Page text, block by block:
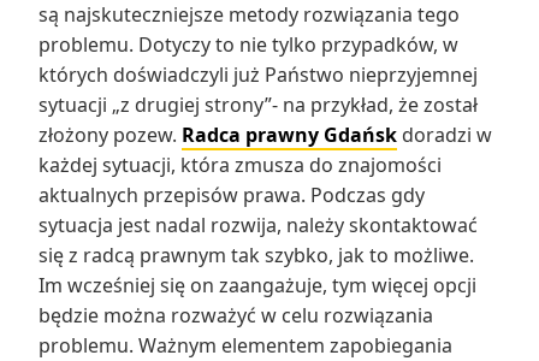
są najskuteczniejsze metody rozwiązania tego
problemu. Dotyczy to nie tylko przypadków, w
których doświadczyli już Państwo nieprzyjemnej
sytuacji „z drugiej strony”- na przykład, że został
złożony pozew. Radca prawny Gdańsk doradzi w
każdej sytuacji, która zmusza do znajomości
aktualnych przepisów prawa. Podczas gdy
sytuacja jest nadal rozwija, należy skontaktować
się z radcą prawnym tak szybko, jak to możliwe.
Im wcześniej się on zaangażuje, tym więcej opcji
będzie można rozważyć w celu rozwiązania
problemu. Ważnym elementem zapobiegania